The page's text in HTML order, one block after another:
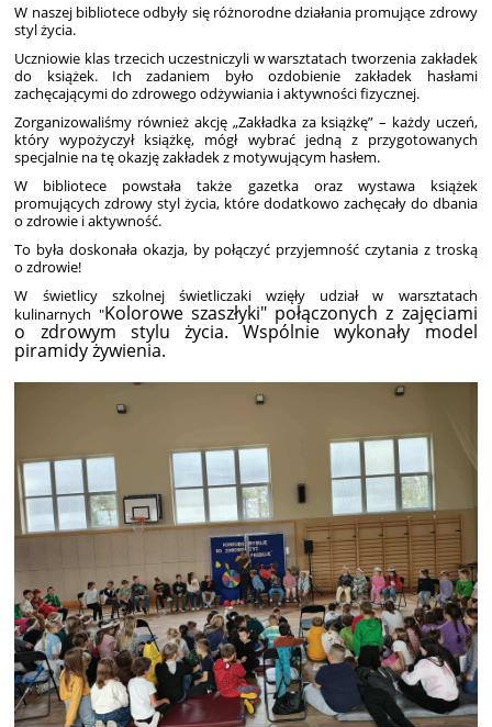
W naszej bibliotece odbyły się różnorodne działania promujące zdrowy
styl życia.
Uczniowie klas trzecich uczestniczyli w warsztatach tworzenia zakładek
do książek. Ich zadaniem było ozdobienie zakładek hasłami
zachęcającymi do zdrowego odżywiania i aktywności fizycznej.
Zorganizowaliśmy również akcję „Zakładka za książkę” – każdy uczeń,
który wypożyczył książkę, mógł wybrać jedną z przygotowanych
specjalnie na tę okazję zakładek z motywującym hasłem.
W bibliotece powstała także gazetka oraz wystawa książek
promujących zdrowy styl życia, które dodatkowo zachęcały do dbania
o zdrowie i aktywność.
To była doskonała okazja, by połączyć przyjemność czytania z troską
o zdrowie!
W świetlicy szkolnej świetliczaki wzięły udział w warsztatach
kulinarnych "Kolorowe szaszłyki" połączonych z zajęciami
o zdrowym stylu życia. Wspólnie wykonały model
piramidyżywienia.